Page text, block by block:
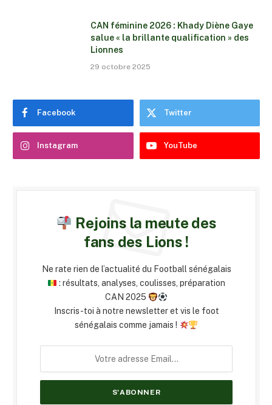
CAN féminine 2026 : Khady Diène Gaye
salue « la brillante qualification » des
Lionnes
29 octobre 2025
Facebook Twitter
Instagram YouTube
Rejoins la meute des
fans des Lions !
Ne rate rien de l’actualité du Football sénégalais
: résultats, analyses, coulisses, préparation
CAN 2025
Inscris-toi à notre newsletter et vis le foot
sénégalais comme jamais !